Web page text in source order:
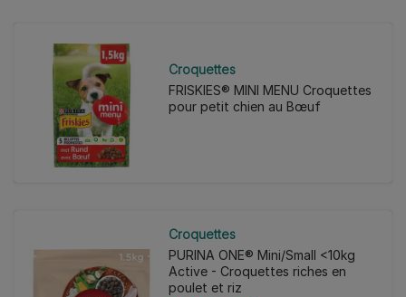
Croquettes
FRISKIES® MINI MENU Croquettes
pour petit chien au Bœuf
Croquettes
PURINA ONE® Mini/Small <10kg
Active - Croquettes riches en
poulet et riz